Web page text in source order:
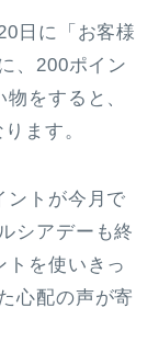
日に「お客様
、200ポイン
をすると、
ます。
ントが今月で
シアデーも終
トを使いきっ
心配の声が寄